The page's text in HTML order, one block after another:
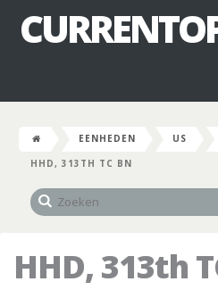
EENHEDEN US
HHD, 313TH TC BN
HHD, 313th